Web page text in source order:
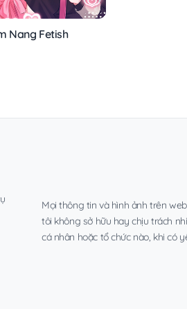
Nang Fetish
Mọi thông tin và hình ảnh trên
tôi không sở hữu hay chịu trách
cá nhân hoặc tổ chức nào, khi có